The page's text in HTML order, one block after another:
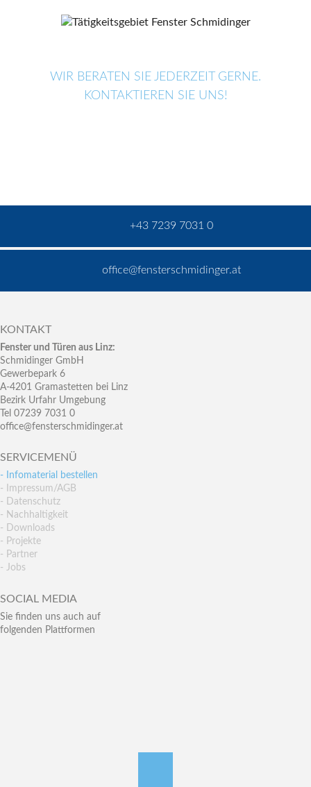
WIR BERATEN SIE JEDERZEIT GERNE.
KONTAKTIEREN SIE UNS!
+43 7239 7031 0
office@fensterschmidinger.at
KONTAKT
Fenster und Türen aus Linz:
Schmidinger GmbH
Gewerbepark 6
A-4201 Gramastetten bei Linz
Bezirk Urfahr Umgebung
Tel 07239 7031 0
office@fensterschmidinger.at
SERVICEMENÜ
- Infomaterial bestellen
- Impressum/AGB
- Datenschutz
- Nachhaltigkeit
- Downloads
- Projekte
- Partner
- Jobs
SOCIAL MEDIA
Sie finden uns auch auf
folgenden Plattformen